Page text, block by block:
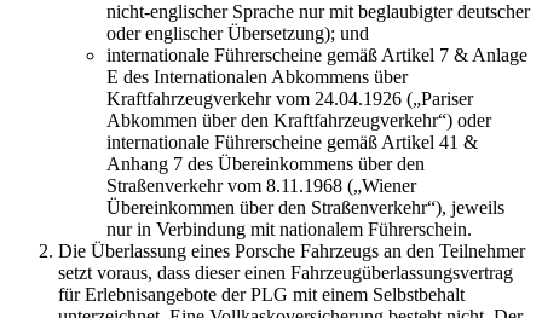
nicht-englischer Sprache nur mit beglaubigter deutscher
oder englischer Übersetzung); und
internationale Führerscheine gemäß Artikel 7 & Anlage
E des Internationalen Abkommens über
Kraftfahrzeugverkehr vom 24.04.1926 („Pariser
Abkommen über den Kraftfahrzeugverkehr“) oder
internationale Führerscheine gemäß Artikel 41 &
Anhang 7 des Übereinkommens über den
Straßenverkehr vom 8.11.1968 („Wiener
Übereinkommen über den Straßenverkehr“), jeweils
nur in Verbindung mit nationalem Führerschein.
Die Überlassung eines Porsche Fahrzeugs an den Teilnehmer
setzt voraus, dass dieser einen Fahrzeugüberlassungsvertrag
für Erlebnisangebote der PLG mit einem Selbstbehalt